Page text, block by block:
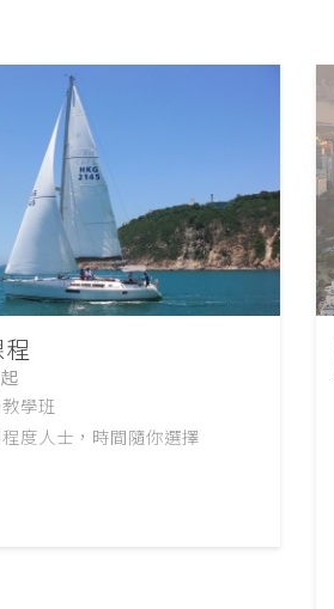
學班
度人士，時間隨你選擇